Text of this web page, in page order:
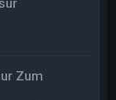
Zum